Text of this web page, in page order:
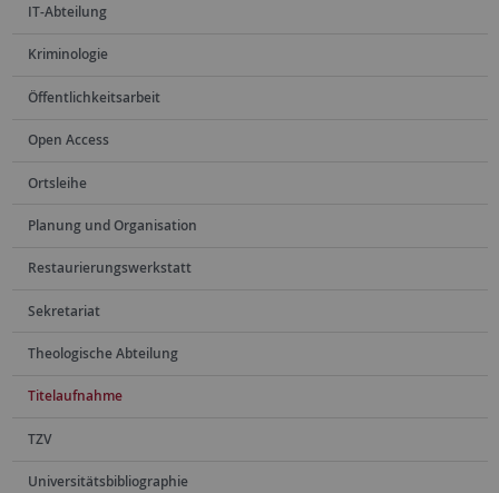
IT-Abteilung
Kriminologie
Öffentlichkeitsarbeit
Open Access
Ortsleihe
Planung und Organisation
Restaurierungswerkstatt
Sekretariat
Theologische Abteilung
Titelaufnahme
TZV
Universitätsbibliographie